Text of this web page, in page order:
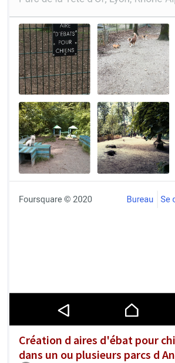
Création d aires d'ébat pour
dans un ou plusieurs parcs d